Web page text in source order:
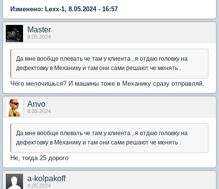
Изменено: Lexx-1, 8.05.2024 - 16:57
Мaster
8.05.2024
Да мне вообще плевать че там у клиента , я отдаю головку на
дефектовку в Механику и там они сами решают че менять .
Чёго мелочишься? И машины тоже в Механику сразу отправляй.
Anvo
8.05.2024
Да мне вообще плевать че там у клиента , я отдаю головку на
дефектовку в Механику и там они сами решают че менять .
Не, тогда 25 дорого
a-kolpakoff
8.05.2024